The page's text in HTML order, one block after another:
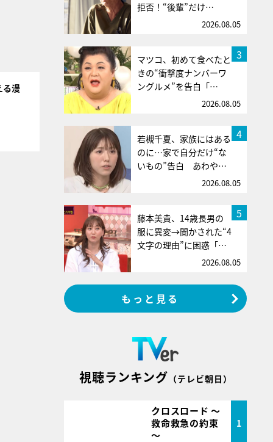
る漫
拒否！“後輩”だけ…
2026.08.05
3
マツコ、初めて食べたと
きの“衝撃度ナンバーワ
ングルメ”を告白「…
2026.08.05
4
若槻千夏、家族にはある
のに…家で自分だけ“な
いもの”告白 あわや…
2026.08.05
5
藤本美貴、14歳長男の
服に異変→聞かされた“4
文字の理由”に困惑「…
2026.08.05
もっと見る
視聴ランキング （テレビ朝日）
クロスロード ～
救命救急の約束
～
1